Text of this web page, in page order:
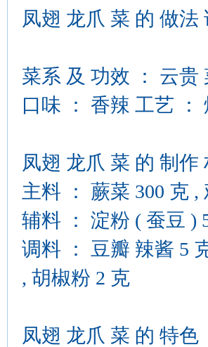
凤翅 龙爪 菜 的 做法
菜系 及 功效 ： 云贵
口味 ： 香辣 工艺 ：
凤翅 龙爪 菜 的 制作
主料 ： 蕨菜 300 克 ,
辅料 ： 淀粉 ( 蚕豆 )
调料 ： 豆瓣 辣酱 5
, 胡椒粉 2 克
凤翅 龙爪 菜 的 特色